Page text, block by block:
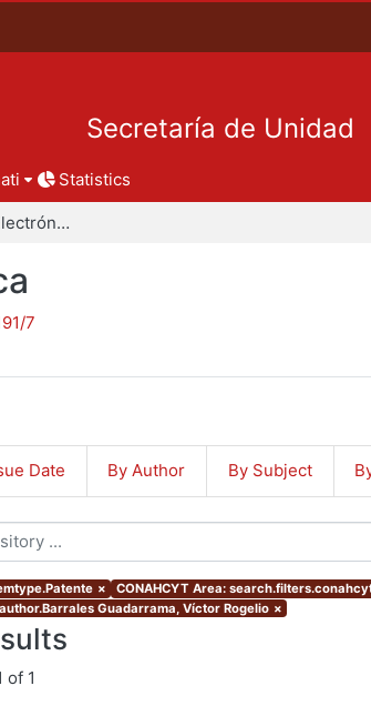
Secretaría de Unidad
Statistics
Departamento de Electrónica
7
Date By Author By Subject
× CONAHCYT Area:
Guadarrama, Víctor Rogelio ×
of 1